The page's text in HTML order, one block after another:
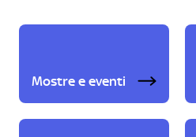
Mostre e eventi